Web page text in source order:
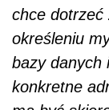
chce dotrzeć
określeniu
bazy danych
konkretne